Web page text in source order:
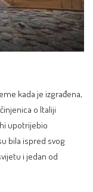
kada je izgrađena,
o Italiji
upotrijebio
bila ispred svog
i jedan od